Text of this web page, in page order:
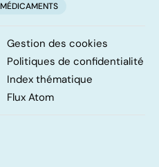
MÉDICAMENTS
Gestion des cookies
Politiques de confidentialité
Index thématique
Flux Atom